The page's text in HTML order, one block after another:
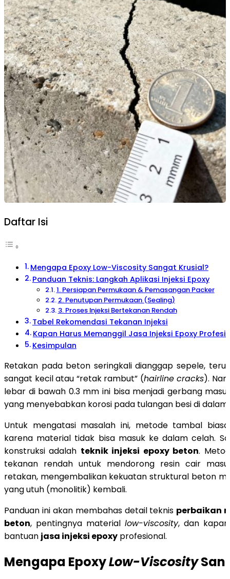
Daftar Isi
Mengapa Epoxy Low-Viscosity Sangat Krusial?
Panduan Teknis: Langkah Aplikasi Injeksi Epoxy
1. Persiapan Permukaan & Pemasangan Packer
2. Penutupan Permukaan (Sealing)
3. Proses Injeksi Bertekanan Rendah
Tabel Rekomendasi Tekanan Injeksi
Kapan Harus Memanggil Jasa Injeksi Epoxy
Kesimpulan
Retakan pada beton seringkali dianggap sepele,
sangat kecil atau “retak rambut” (hairline cracks).
lebar di bawah 0.3 mm ini bisa menjadi gerbang
yang menyebabkan korosi pada tulangan besi di
Untuk mengatasi masalah ini, metode tambal
karena material tidak bisa masuk ke dalam celah.
konstruksi adalah teknik injeksi epoxy beton.
tekanan rendah untuk mendorong resin cair
retakan, mengembalikan kekuatan struktural beton
yang utuh (monolitik) kembali.
Panduan ini akan membahas detail teknis perbaikan
beton, pentingnya material low-viscosity, dan
bantuan jasa injeksi epoxy profesional.
Mengapa EpoxyLow-Viscosity